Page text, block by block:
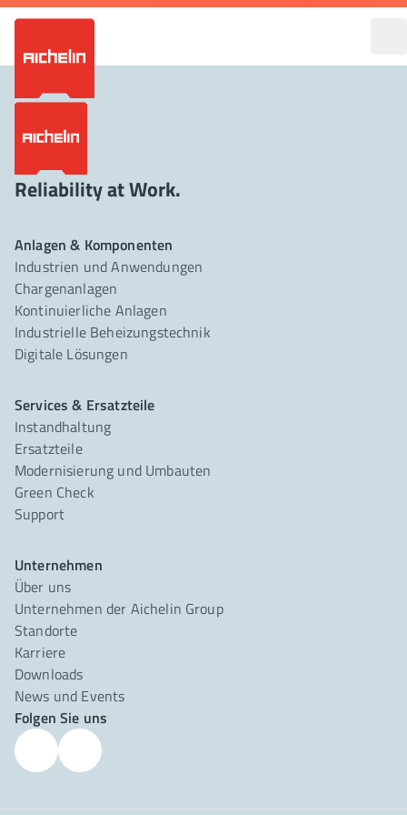
Reliability at Work.
Anlagen & Komponenten
Industrien und Anwendungen
Chargenanlagen
Kontinuierliche Anlagen
Industrielle Beheizungstechnik
Digitale Lösungen
Services & Ersatzteile
Instandhaltung
Ersatzteile
Modernisierung und Umbauten
Green Check
Support
Unternehmen
Über uns
Unternehmen der Aichelin Group
Standorte
Karriere
Downloads
News und Events
Folgen Sie uns